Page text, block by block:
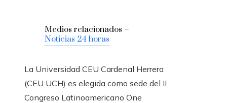
Medios relacionados –
Noticias 24 horas
La Universidad CEU Cardenal Herrera
(CEU UCH) es elegida como sede del II
Congreso Latinoamericano One